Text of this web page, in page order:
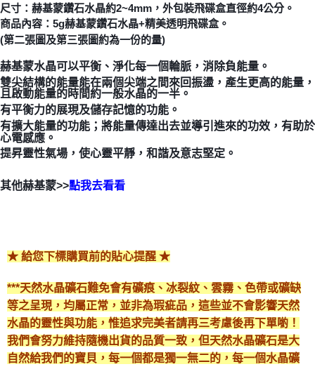
付款後門市自取
免運費
尺寸：赫基蒙鑽石水晶約2~4mm，外包裝飛碟盒直徑約4公分。
商品內容：5g赫基蒙鑽石水晶+精美透明飛碟盒。
(第二張圖及第三張圖約為一份的量)
赫基蒙水晶可以平衡、淨化每一個輪脈，消除負能量。
雙尖結構的能量能在兩個尖端之間來回振盪，產生更高的能量，
且啟動能量的時間約一般水晶的一半。
有平衡力的展現及儲存記憶的功能。
有擴大能量的功能；將能量傳達出去並導引進來的功效，有助於
心電感應。
提昇靈性氣場，使心靈平靜，和諧及意志堅定。
其他赫基蒙>>點我去看看
★ 給您下標購買前的貼心提醒 ★
***天然水晶礦石難免會有礦痕、冰裂紋、雲霧、色帶或礦缺
等之呈現，均屬正常，並非為瑕疵品，這些並不會影響天然
水晶的靈性與功能，惟追求完美者請再三考慮後再下單喲！
我們會努力維持隨機出貨的品質一致，但天然水晶礦石是大
自然給我們的寶貝，每一個都是獨一無二的，每一個水晶礦